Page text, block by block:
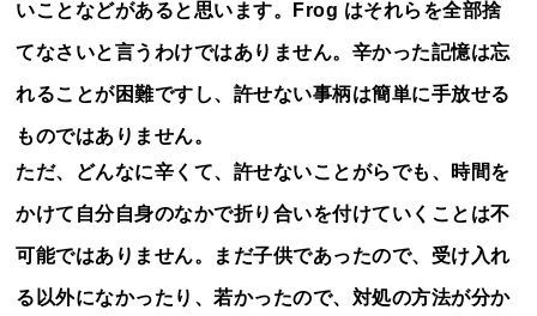
いことなどがあると思います。Frog はそれらを全部捨
てなさいと言うわけではありません。辛かった記憶は忘
れることが困難ですし、許せない事柄は簡単に手放せる
ものではありません。
ただ、どんなに辛くて、許せないことがらでも、時間を
かけて自分自身のなかで折り合いを付けていくことは不
可能ではありません。まだ子供であったので、受け入れ
る以外になかったり、若かったので、対処の方法が分か